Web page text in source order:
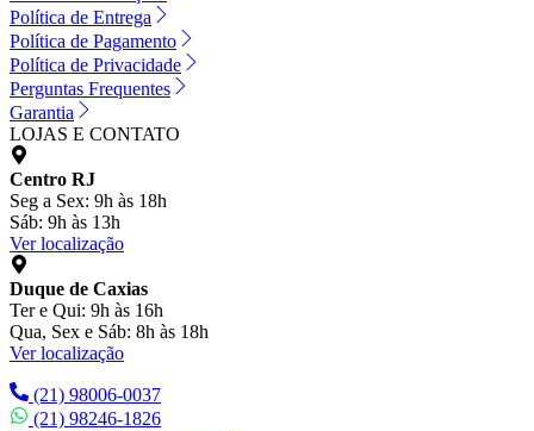
Política de Entrega
Política de Pagamento
Política de Privacidade
Perguntas Frequentes
Garantia
LOJAS E CONTATO
Centro RJ
Seg a Sex: 9h às 18h
Sáb: 9h às 13h
Ver localização
Duque de Caxias
Ter e Qui: 9h às 16h
Qua, Sex e Sáb: 8h às 18h
Ver localização
(21) 98006-0037
(21) 98246-1826